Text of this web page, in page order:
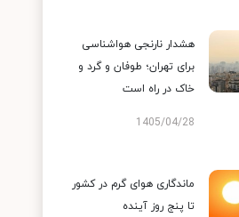
هشدار نارنجی هواشناسی
برای تهران؛ طوفان و گرد و
خاک در راه است
1405/04/28
ماندگاری هوای گرم در کشور
تا پنج روز آینده